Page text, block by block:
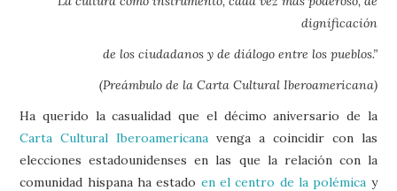
dignificación
de los ciudadanos y de diálogo entre los pueblos.”
(Preámbulo de la Carta Cultural Iberoamericana)
Ha querido la casualidad que el décimo aniversario de la
Carta Cultural Iberoamericana venga a coincidir con las
elecciones estadounidenses en las que la relación con la
comunidad hispana ha estado en el centro de la polémica y